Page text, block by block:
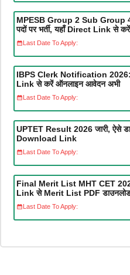
MPESB Group 2 Sub Group
पदों पर भर्ती, यहाँ Direct Link से
Last Date To Apply:
IBPS Clerk Notification 2026:
Link से करें ऑनलाइन आवेदन अभी
Last Date To Apply:
UPTET Result 2026 जारी, ऐसे
Download Link
Last Date To Apply:
Final Merit List MHT CET
Link से Merit List PDF
Last Date To Apply: